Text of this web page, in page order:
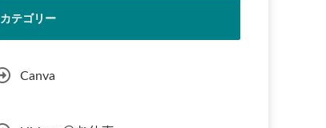
カテゴリー
Canva